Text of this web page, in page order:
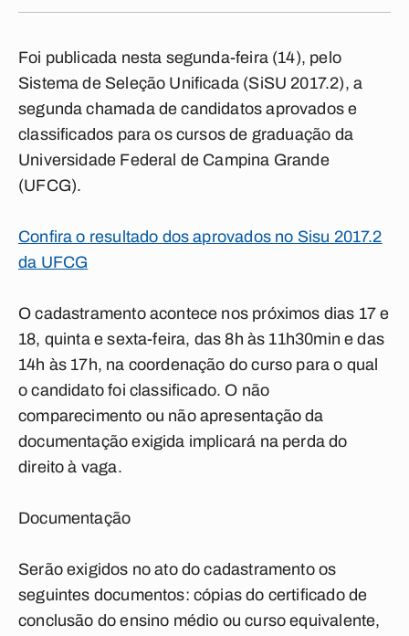
Foi publicada nesta segunda-feira (14), pelo
Sistema de Seleção Unificada (SiSU 2017.2), a
segunda chamada de candidatos aprovados e
classificados para os cursos de graduação da
Universidade Federal de Campina Grande
(UFCG).
Confira o resultado dos aprovados no Sisu 2017.2
da UFCG
O cadastramento acontece nos próximos dias 17 e
18, quinta e sexta-feira, das 8h às 11h30min e das
14h às 17h, na coordenação do curso para o qual
o candidato foi classificado. O não
comparecimento ou não apresentação da
documentação exigida implicará na perda do
direito à vaga.
Documentação
Serão exigidos no ato do cadastramento os
seguintes documentos: cópias do certificado de
conclusão do ensino médio ou curso equivalente,